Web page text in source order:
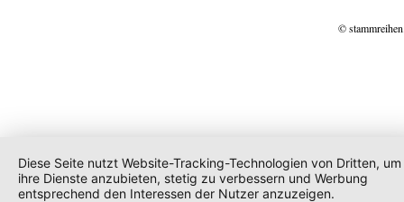
©
Diese Seite nutzt Website-Tracking-Technologien von Dritten, um
ihre Dienste anzubieten, stetig zu verbessern und Werbung
entsprechend den Interessen der Nutzer anzuzeigen.